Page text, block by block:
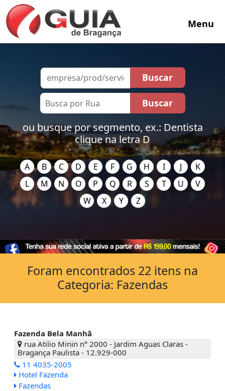
Menu
ou busque por segmento, ex.: Dentista
clique na letra D
A B C D E F G H I J
K
L
M N O P Q R S T U
V
W
X Y Z
Fazenda Bela Manhã
rua Atilio Minin n° 2000 - Jardim Aguas Claras -
Bragança Paulista - 12.929-000
11 4035-2005
Hotel Fazenda
Fazendas
Foram encontrados 22 itens na
Categoria: Fazendas